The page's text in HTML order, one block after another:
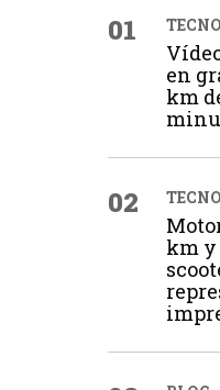
01
en
km
02
km y